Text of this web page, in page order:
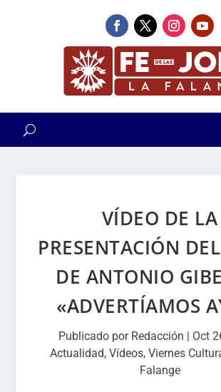
VÍDEO DE LA
PRESENTACIÓN
DE ANTONIO
«ADVERTÍAMOS
Publicado por Redacción | Oct
Actualidad, Vídeos, Viernes
Falange